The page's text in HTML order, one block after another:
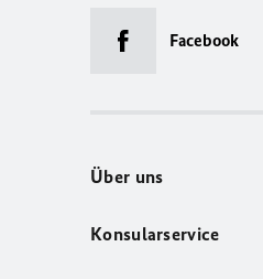
Facebook
Über uns
Konsularservice